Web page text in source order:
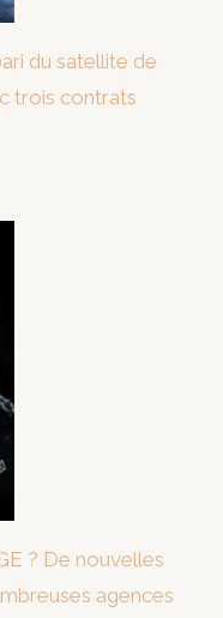
du satellite de
trois contrats
? De nouvelles
agences